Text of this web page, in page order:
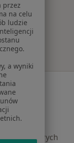
leczone
których
przez
na celu
ludzie
a wyniki